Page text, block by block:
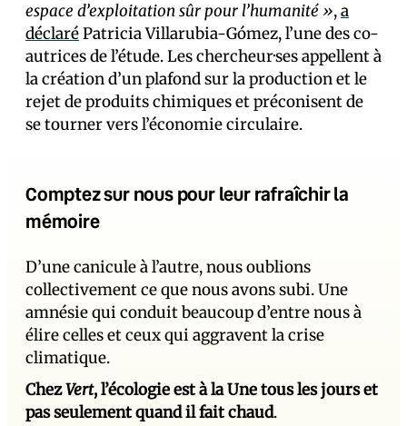
espace d’exploitation sûr pour l’humanité »,a
déclaréPatricia Villarubia-Gómez, l’une des co-
autrices de l’étude. Les chercheur·ses appellent à
la création d’un plafond sur la production et le
rejet de produits chimiques et préconisent de
se tourner vers l’économie circulaire.
Comptez sur nous pour leur rafraîchir la
mémoire
D’une canicule à l’autre, nous oublions
collectivement ce que nous avons subi. Une
amnésie qui conduit beaucoup d’entre nous à
élire celles et ceux qui aggravent la crise
climatique.
ChezVert, l’écologie est à la Une tous les jours et
pas seulement quand il fait chaud.